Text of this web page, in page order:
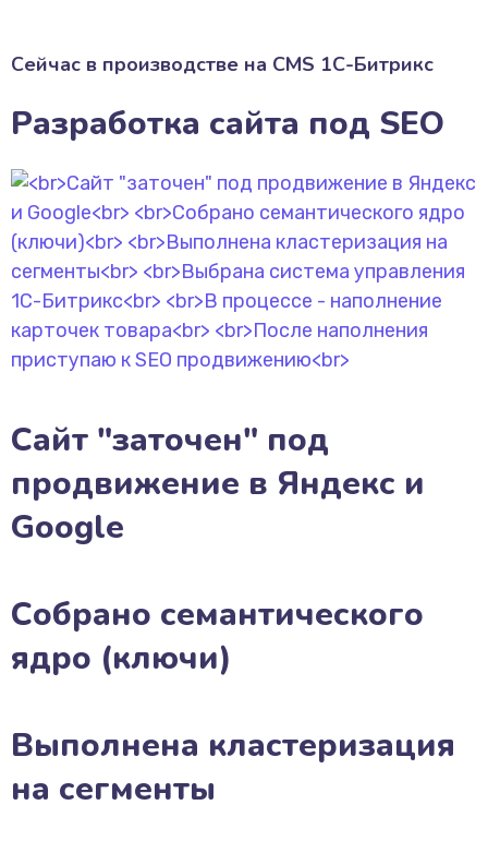
Сейчас в производстве на CMS 1С-Битрикс
Разработка сайта под SEO
Сайт "заточен" под
продвижение в Яндекс и
Google
Собрано семантического
ядро (ключи)
Выполнена кластеризация
на сегменты